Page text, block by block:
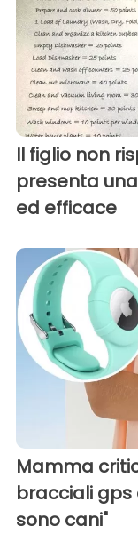
Il figlio non
presenta
ed efficace
Mamma
bracciali gps
sono cani"